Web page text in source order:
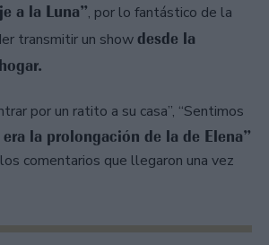
a la Luna”, por lo fantástico de la
transmitir un showdesde la
por un ratito a su casa”, “Sentimos
era la prolongación de la de Elena”
comentarios que llegaron una vez